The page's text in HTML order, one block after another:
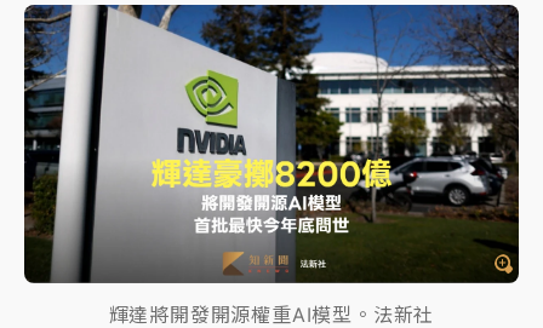
暑假過三周才推「E宿新北打卡趣」！抽獎程序複雜 觀
旅局回應了
中信慈善基金會想增加董事人數！辜仲諒向法院聲請遭
駁 理由曝光
故宮《龍藏經》特展第2檔！今線上預約開賣一度塞車
周六起展出延長至晚上7時
台東農業處長涉圖利渡假村！東檢抗告成功 今重開羈
押庭
輝達將開發開源權重AI模型。法新社